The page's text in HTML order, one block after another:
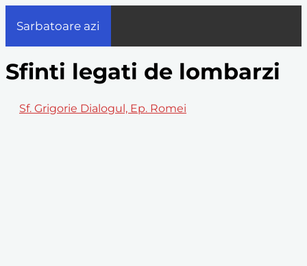
Sarbatoare azi
Sfinti legati de lombarzi
Sf. Grigorie Dialogul, Ep. Romei